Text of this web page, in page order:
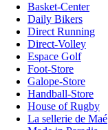
Basket-Center
Daily Bikers
Direct Running
Direct-Volley
Espace Golf
Foot-Store
Galope-Store
Handball-Store
House of Rugby
La sellerie de Maé